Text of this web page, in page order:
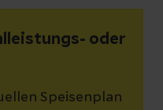
oder
Speisenplan